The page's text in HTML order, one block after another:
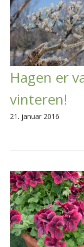
Hagen er
vinteren!
21. januar 2016